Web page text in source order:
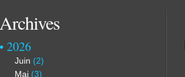
Archives
2026
Juin (2)
Mai (3)